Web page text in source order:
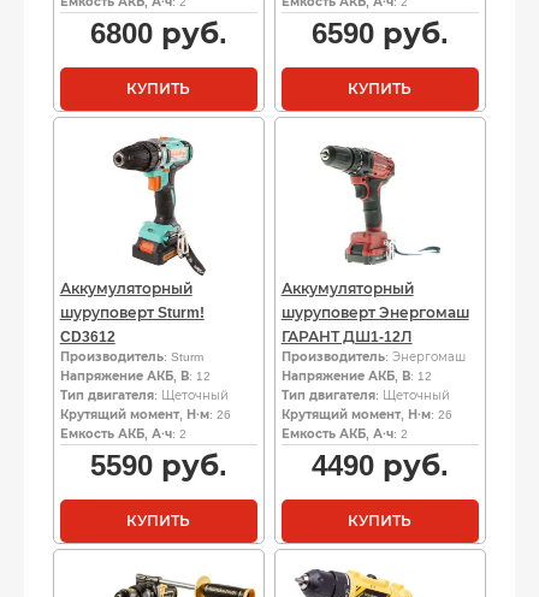
6800руб.
КУПИТЬ
6590руб.
КУПИТЬ
Аккумуляторный
шуруповерт Sturm!
CD3612
Производитель: Sturm
Напряжение АКБ, В: 12
Тип двигателя: Щеточный
Крутящий момент, Н·м: 26
Емкость АКБ, А·ч: 2
5590руб.
КУПИТЬ
Аккумуляторный
шуруповерт Энергомаш
ГАРАНТ ДШ1-12Л
Производитель: Энергомаш
Напряжение АКБ, В: 12
Тип двигателя: Щеточный
Крутящий момент, Н·м: 26
Емкость АКБ, А·ч: 2
4490руб.
КУПИТЬ